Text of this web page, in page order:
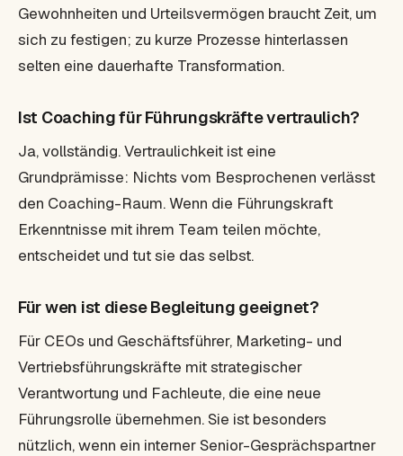
Gewohnheiten und Urteilsvermögen braucht Zeit, um
sich zu festigen; zu kurze Prozesse hinterlassen
selten eine dauerhafte Transformation.
Ist Coaching für Führungskräfte vertraulich?
Ja, vollständig. Vertraulichkeit ist eine
Grundprämisse: Nichts vom Besprochenen verlässt
den Coaching-Raum. Wenn die Führungskraft
Erkenntnisse mit ihrem Team teilen möchte,
entscheidet und tut sie das selbst.
Für wen ist diese Begleitung geeignet?
Für CEOs und Geschäftsführer, Marketing- und
Vertriebsführungskräfte mit strategischer
Verantwortung und Fachleute, die eine neue
Führungsrolle übernehmen. Sie ist besonders
nützlich, wenn ein interner Senior-Gesprächspartner